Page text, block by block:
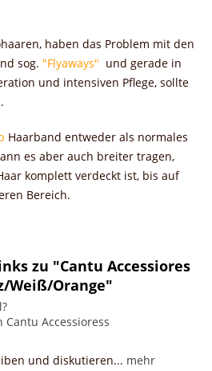
haben das Problem mit den
sog. "Flyaways" und gerade in
und intensiven Pflege, sollte
Haarband entweder als normales
es aber auch breiter tragen,
komplett verdeckt ist, bis auf
Bereich.
zu "Cantu Accessiores
Weiß/Orange"
Accessioress
und diskutieren... mehr